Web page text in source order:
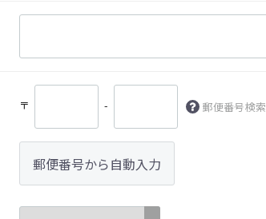
〒 - 郵便番号検索
郵便番号から自動入力